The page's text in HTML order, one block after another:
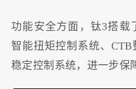
功能安全方面，钛3搭载
智能扭矩控制系统、
稳定控制系统，进一步保